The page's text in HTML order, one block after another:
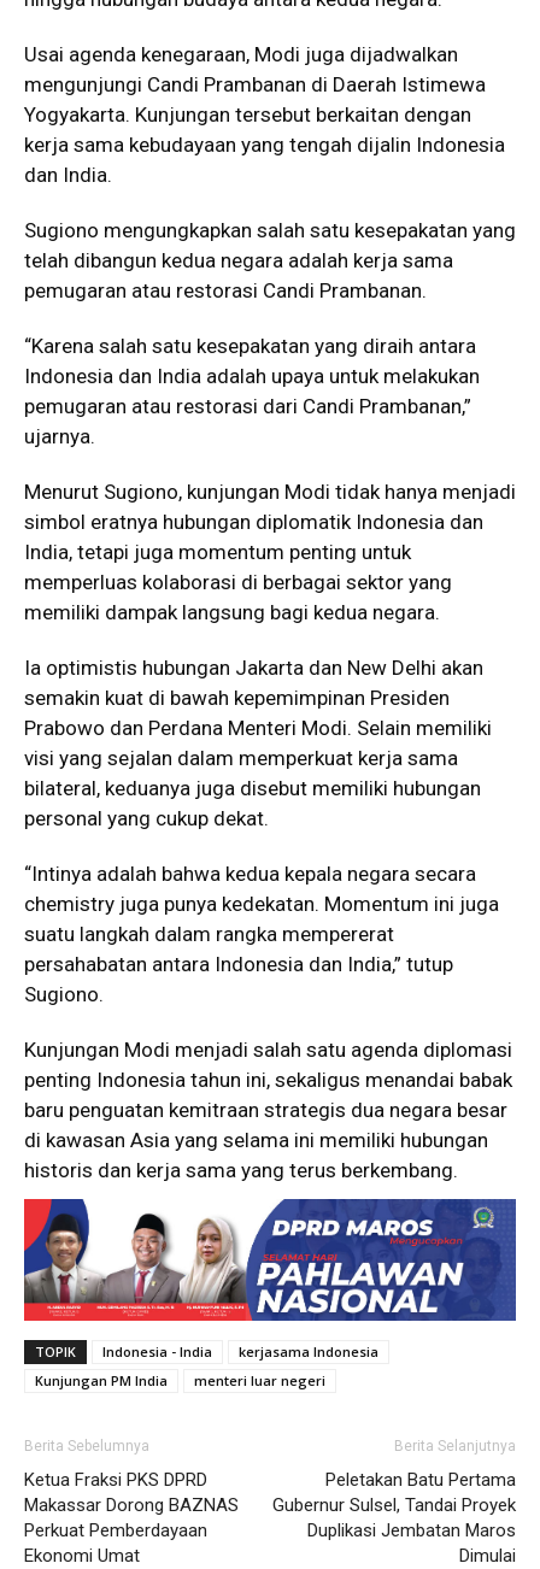
Usai agenda kenegaraan, Modi juga dijadwalkan
mengunjungi Candi Prambanan di Daerah Istimewa
Yogyakarta. Kunjungan tersebut berkaitan dengan
kerja sama kebudayaan yang tengah dijalin Indonesia
dan India.
Sugiono mengungkapkan salah satu kesepakatan yang
telah dibangun kedua negara adalah kerja sama
pemugaran atau restorasi Candi Prambanan.
“Karena salah satu kesepakatan yang diraih antara
Indonesia dan India adalah upaya untuk melakukan
pemugaran atau restorasi dari Candi Prambanan,”
ujarnya.
Menurut Sugiono, kunjungan Modi tidak hanya menjadi
simbol eratnya hubungan diplomatik Indonesia dan
India, tetapi juga momentum penting untuk
memperluas kolaborasi di berbagai sektor yang
memiliki dampak langsung bagi kedua negara.
Ia optimistis hubungan Jakarta dan New Delhi akan
semakin kuat di bawah kepemimpinan Presiden
Prabowo dan Perdana Menteri Modi. Selain memiliki
visi yang sejalan dalam memperkuat kerja sama
bilateral, keduanya juga disebut memiliki hubungan
personal yang cukup dekat.
“Intinya adalah bahwa kedua kepala negara secara
chemistry juga punya kedekatan. Momentum ini juga
suatu langkah dalam rangka mempererat
persahabatan antara Indonesia dan India,” tutup
Sugiono.
Kunjungan Modi menjadi salah satu agenda diplomasi
penting Indonesia tahun ini, sekaligus menandai babak
baru penguatan kemitraan strategis dua negara besar
di kawasan Asia yang selama ini memiliki hubungan
historis dan kerja sama yang terus berkembang.
TOPIK Indonesia - India
kerjasama Indonesia
Kunjungan PM India
menteri luar negeri
Berita Sebelumnya
Ketua Fraksi PKS DPRD
Makassar Dorong BAZNAS
Perkuat Pemberdayaan
Ekonomi Umat
Berita Selanjutnya
Peletakan Batu Pertama
Gubernur Sulsel, Tandai Proyek
Duplikasi Jembatan Maros
Dimulai